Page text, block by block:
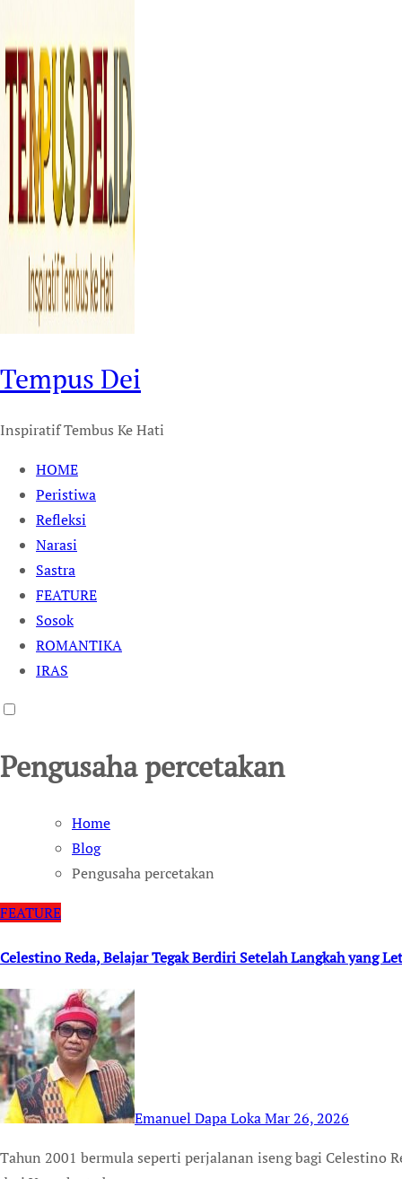
Tempus Dei
Inspiratif Tembus Ke Hati
HOME
Peristiwa
Refleksi
Narasi
Sastra
FEATURE
Sosok
ROMANTIKA
IRAS
Pengusaha percetakan
Home
Blog
Pengusaha percetakan
FEATURE
Celestino Reda, Belajar Tegak Berdiri Setelah Langkah yang
Emanuel Dapa LokaMar 26, 2026
Tahun 2001 bermula seperti perjalanan iseng bagi Celestino Reda—sekadar “main” ke Jakarta, menumpang bus